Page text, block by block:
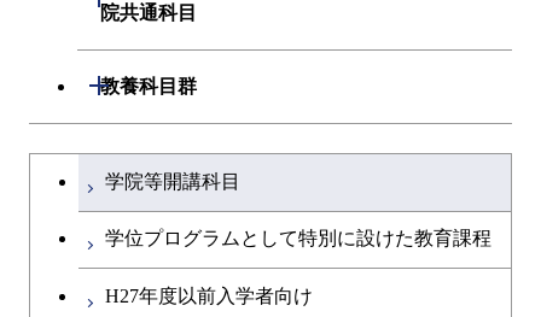
創造プロセス科目
創造プロセス科目
共通専門科目
創造プロセス科目
共通専門科目
融合理工学系
初年次専門科目
院共通科目
工学院，物質理工学院，環境・社会
教養科目群
開閉
文系教養科目
英語科目
第二外国語科目
学士課程を切り替える
学院等開講科目
学位プログラムとして特別に設けた教育課程
H27年度以前入学者向け